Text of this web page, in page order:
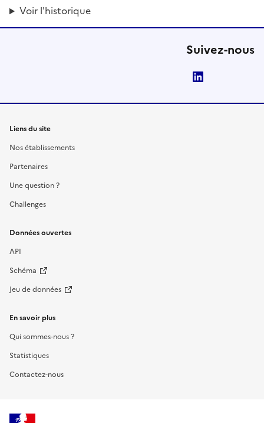
Voir l'historique
Suivez-nous
Liens du site
Nos établissements
Partenaires
Une question ?
Challenges
Données ouvertes
API
Schéma
Jeu de données
En savoir plus
Qui sommes-nous ?
Statistiques
Contactez-nous